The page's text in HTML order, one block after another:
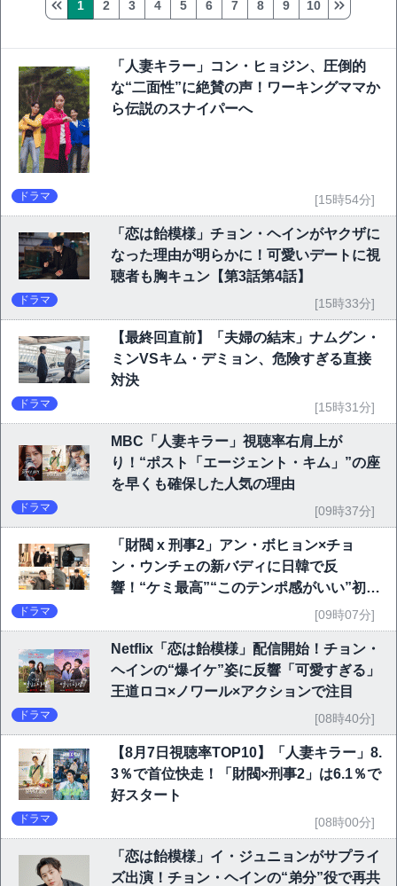
1 2 3 4 5 6 7 8 9 10
「人妻キラー」コン・ヒョジン、圧倒的
な“二面性”に絶賛の声！ワーキングママか
ら伝説のスナイパーへ
ドラマ [15時54分]
「恋は飴模様」チョン・ヘインがヤクザに
なった理由が明らかに！可愛いデートに視
聴者も胸キュン【第3話第4話】
ドラマ [15時33分]
【最終回直前】「夫婦の結末」ナムグン・
ミンVSキム・デミョン、危険すぎる直接
対決
ドラマ [15時31分]
MBC「人妻キラー」視聴率右肩上が
り！“ポスト「エージェント・キム」”の座
を早くも確保した人気の理由
ドラマ [09時37分]
「財閥 x 刑事2」アン・ボヒョン×チョ
ン・ウンチェの新バディに日韓で反
響！“ケミ最高”“このテンポ感がいい”初回
ドラマ [09時07分]
Netflix「恋は飴模様」配信開始！チョン・
ヘインの“爆イケ”姿に反響「可愛すぎる」
王道ロコ×ノワール×アクションで注目
ドラマ [08時40分]
【8月7日視聴率TOP10】「人妻キラー」8.
3％で首位快走！「財閥×刑事2」は6.1％で
好スタート
ドラマ [08時00分]
「恋は飴模様」イ・ジュニョンがサプライ
ズ出演！チョン・ヘインの“弟分”役で再共